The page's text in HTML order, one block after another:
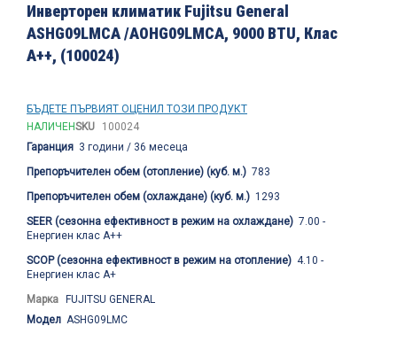
към
началото
на
галерия
Инверторен климатик Fujitsu General
ASHG09LMCA /AOHG09LMCA, 9000 BTU, Клас
A++, (100024)
БЪДЕТЕ ПЪРВИЯТ ОЦЕНИЛ ТОЗИ ПРОДУКТ
НАЛИЧЕНSKU
100024
Гаранция 3 години / 36 месеца
Препоръчителен обем (отопление) (куб. м.) 783
Препоръчителен обем (охлаждане) (куб. м.) 1293
SEER (сезонна ефективност в режим на охлаждане) 7.00 -
Енергиен клас A++
SCOP (сезонна ефективност в режим на отопление) 4.10 -
Енергиен клас A+
Марка FUJITSU GENERAL
Модел ASHG09LMC